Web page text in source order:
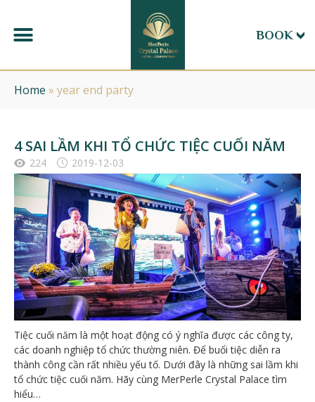
BOOK
Home » year end party
4 SAI LẦM KHI TỔ CHỨC TIỆC CUỐI NĂM
224 2019-12-03
Tiệc cuối năm là một hoạt động có ý nghĩa được các công ty,
các doanh nghiệp tổ chức thường niên. Để buổi tiệc diễn ra
thành công cần rất nhiều yếu tố. Dưới đây là những sai lầm khi
tổ chức tiệc cuối năm. Hãy cùng MerPerle Crystal Palace tìm
hiểu…